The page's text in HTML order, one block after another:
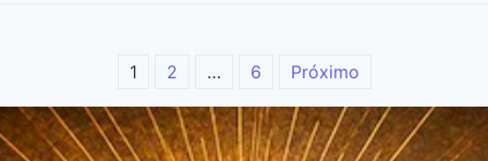
1 2 … 6 Próximo